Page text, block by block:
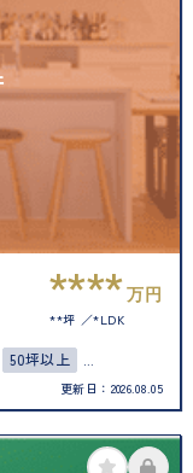
**** 万円
**坪 *LDK
50坪以上
更新日： 2026.08.05